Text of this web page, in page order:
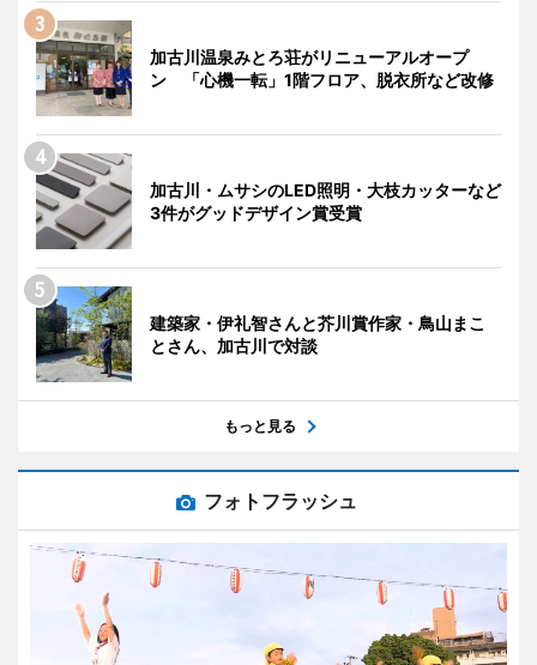
加古川温泉みとろ荘がリニューアルオープ
ン 「心機一転」1階フロア、脱衣所など改修
加古川・ムサシのLED照明・大枝カッターなど
3件がグッドデザイン賞受賞
建築家・伊礼智さんと芥川賞作家・鳥山まこ
とさん、加古川で対談
もっと見る
フォトフラッシュ